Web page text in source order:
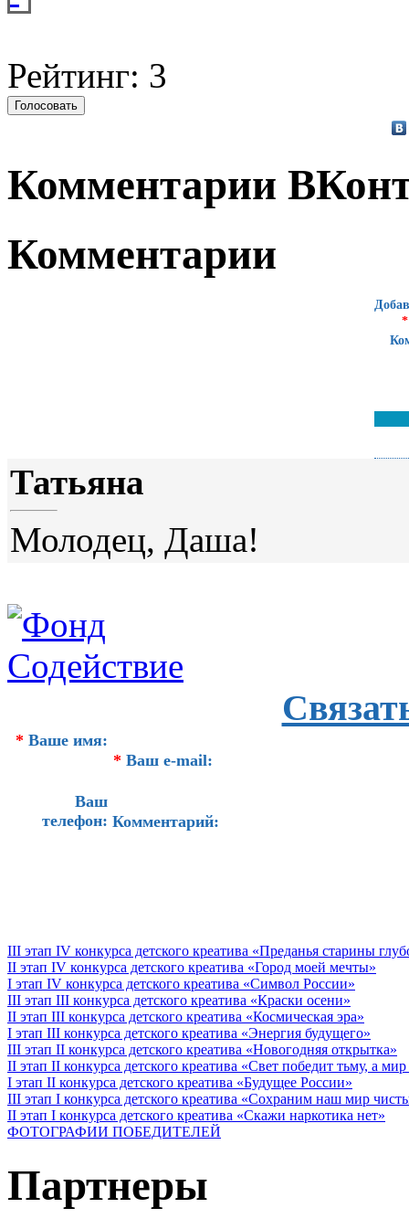
Рейтинг: 3
Комментарии
Комментарии
*
Татьяна
Молодец, Даша!
* Ваше имя:
* Ваш e-mail:
Ваш
телефон: Комментарий:
III этап IV конкурса детского креатива «Преданья старины
II этап IV конкурса детского креатива «Город моей мечты»
I этап IV конкурса детского креатива «Символ России»
III этап III конкурса детского креатива «Краски осени»
II этап III конкурса детского креатива «Космическая эра»
I этап III конкурса детского креатива «Энергия будущего»
III этап II конкурса детского креатива «Новогодняя открытка»
II этап II конкурса детского креатива «Свет победит тьму, а
I этап II конкурса детского креатива «Будущее России»
III этап I конкурса детского креатива «Сохраним наш мир
II этап I конкурса детского креатива «Скажи наркотика нет»
ФОТОГРАФИИ ПОБЕДИТЕЛЕЙ
Партнеры